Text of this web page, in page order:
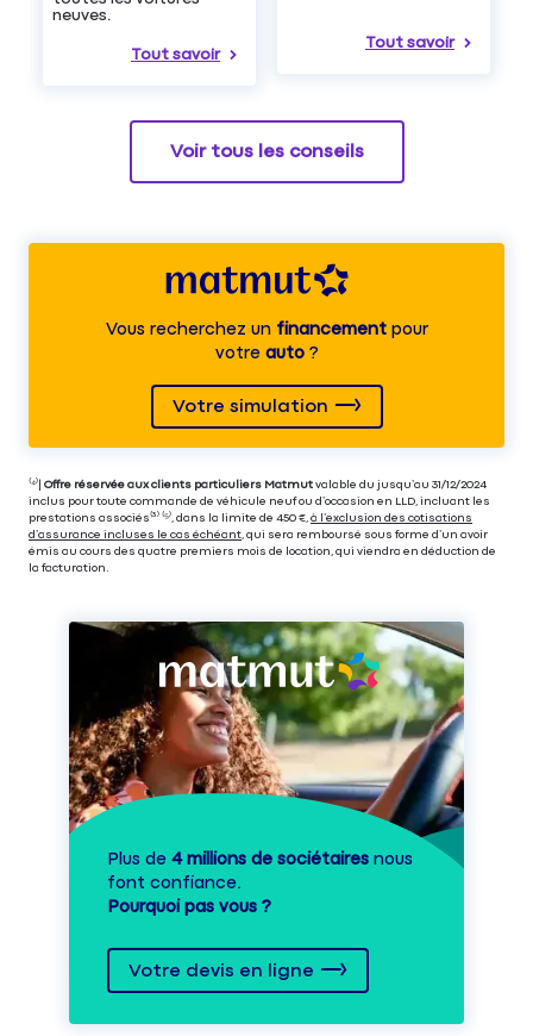
neuves.
Tout savoir
Tout savoir
Voir tous les conseils
Vous recherchez unfinancementpour
votre auto?
Votre simulation
⁽⁴⁾| Offre réservée aux clients particuliers Matmut valable du jusqu’au 31/12/2024
inclus pour toute commande de véhicule neuf ou d’occasion en LLD, incluant les
prestations associés⁽³⁾ ⁽⁵⁾, dans la limite de 450 €, à l’exclusion des cotisations
d’assurance incluses le cas échéant , qui sera remboursé sous forme d’un avoir
émis au cours des quatre premiers mois de location, qui viendra en déduction de
la facturation.
Plus de 4 millions de sociétaires nous
font confiance.
Pourquoi pas vous ?
Votre devis en ligne